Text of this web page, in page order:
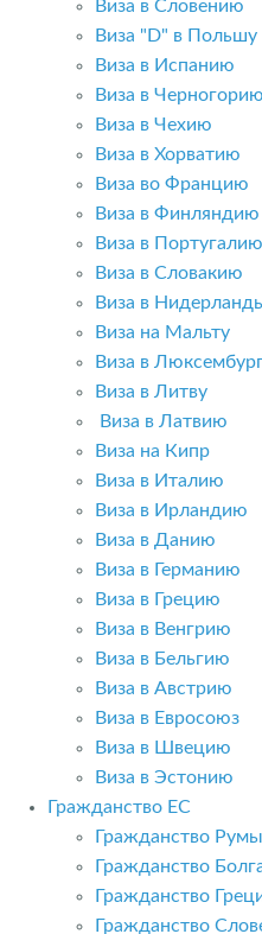
Виза в Словению
Виза "D" в Польшу
Виза в Испанию
Виза в Черногорию
Виза в Чехию
Виза в Хорватию
Виза во Францию
Виза в Финляндию
Виза в Португалию
Виза в Словакию
Виза в
Виза на Мальту
Виза в
Виза в Литву
Виза в Латвию
Виза на Кипр
Виза в Италию
Виза в Ирландию
Виза в Данию
Виза в Германию
Виза в Грецию
Виза в Венгрию
Виза в Бельгию
Виза в Австрию
Виза в Евросоюз
Виза в Швецию
Виза в Эстонию
Гражданство ЕС
Гражданство
Гражданство
Гражданство
Гражданство